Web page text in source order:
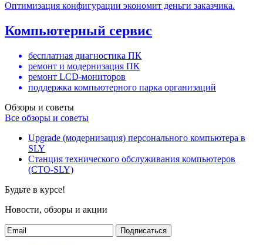
Оптимизация конфигурации экономит деньги заказчика.
Компьютерный сервис
бесплатная диагностика ПК
ремонт и модернизация ПК
ремонт LCD-мониторов
поддержка компьютерного парка организаций
Обзоры и советы
Все обзоры и советы
Upgrade (модернизация) персонального компьютера в
SLY
Станция технического обслуживания компьютеров
(СТО-SLY)
Будьте в курсе!
Новости, обзоры и акции
Подписаться